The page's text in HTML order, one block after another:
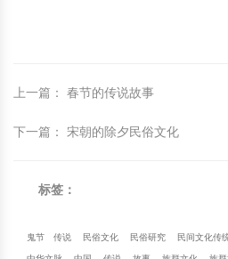
上一篇 ： 春节的传说故事
下一篇 ： 宋朝的除夕民俗文化
标签：
鬼节 传说 民俗文化 民俗研究 民间文化传